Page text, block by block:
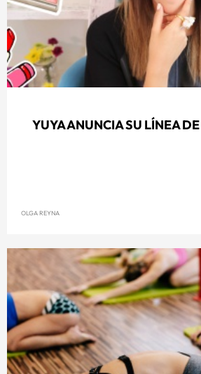
YUYA ANUNCIA SU LÍNEA
OLGA REYNA